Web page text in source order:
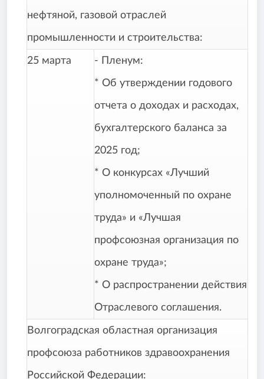
нефтяной, газовой отраслей
промышленности и строительства:
25 марта - Пленум:
* Об утверждении годового
отчета о доходах и расходах,
бухгалтерского баланса за
2025 год;
* О конкурсах «Лучший
уполномоченный по охране
труда» и «Лучшая
профсоюзная организация по
охране труда»;
* О распространении действия
Отраслевого соглашения.
Волгоградская областная организация
профсоюза работников здравоохранения
Российской Федерации: